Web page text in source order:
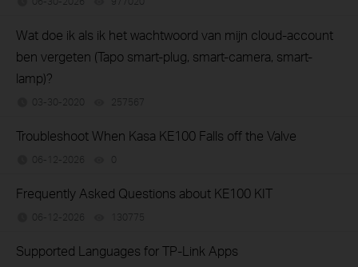
Wat doe ik als ik het wachtwoord van mijn cloud-account
ben vergeten (Tapo smart-plug, smart-camera, smart-
lamp)?
03-30-2020 257567
Troubleshoot When Kasa KE100 Falls off the Valve
06-12-2026 0
Frequently Asked Questions about KE100 KIT
06-12-2026 130775
Supported Languages for TP-Link Apps